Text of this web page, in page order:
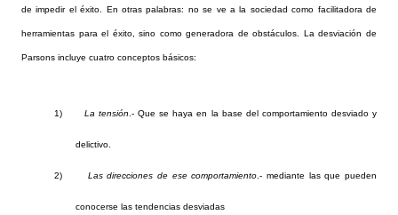
de impedir el éxito. En otras palabras: no se ve a la sociedad como facilitadora de
herramientas para el éxito, sino como generadora de obstáculos. La desviación de
Parsons incluye cuatro conceptos básicos:
1) La tensión .- Que se haya en la base del comportamiento desviado y
delictivo.
2) Las direcciones de ese comportamiento .- mediante las que pueden
conocerse las tendencias desviadas